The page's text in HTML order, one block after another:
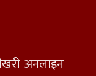
अनलाइन